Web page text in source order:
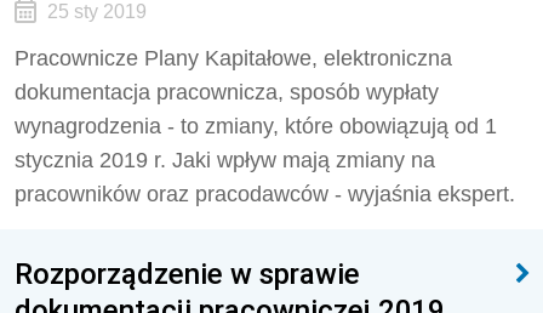
25 sty 2019
Pracownicze Plany Kapitałowe, elektroniczna
dokumentacja pracownicza, sposób wypłaty
wynagrodzenia - to zmiany, które obowiązują od 1
stycznia 2019 r. Jaki wpływ mają zmiany na
pracowników oraz pracodawców - wyjaśnia ekspert.
Rozporządzenie w sprawie